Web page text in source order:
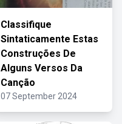
Classifique
Sintaticamente Estas
Construções De
Alguns Versos Da
Canção
07 September 2024